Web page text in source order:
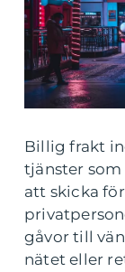
Billig frakt
tjänster
att skicka
gåvor till
nätet eller